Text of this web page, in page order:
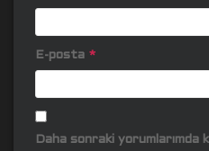
E-posta *
Daha sonraki yorumlarımda